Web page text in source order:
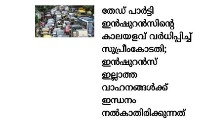
തേഡ് പാർട്ടി
ഇൻഷുറൻസിന്റെ
കാലയളവ് വർധിപ്പിച്ച്
സുപ്രീംകോടതി;
ഇൻഷുറൻസ്
ഇല്ലാത്ത
വാഹനങ്ങൾക്ക്
ഇന്ധനം
നൽകാതിരിക്കുന്നത്